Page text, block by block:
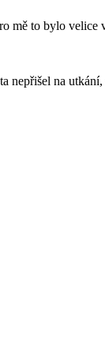
to bylo
nepřišel na